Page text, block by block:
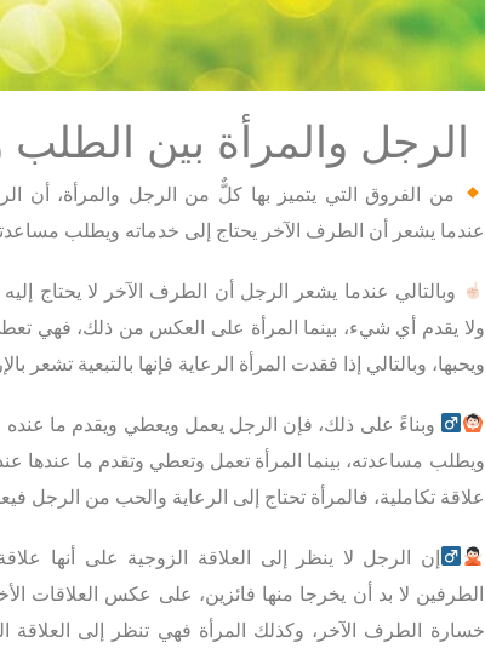
الرجل والمرأة بين الطلب
من الفروق التي يتميز بها كلٌّ من الرجل والمرأة، أن
عندما يشعر أن الطرف الآخر يحتاج إلى خدماته ويطلب
وبالتالي عندما يشعر الرجل أن الطرف الآخر لا يحتاج
ولا يقدم أي شيء، بينما المرأة على العكس من ذلك، فهي
ويحبها، وبالتالي إذا فقدت المرأة الرعاية فإنها بالتبعية تشعر
وبناءً على ذلك، فإن الرجل يعمل ويعطي ويقدم ما عنده
ويطلب مساعدته، بينما المرأة تعمل وتعطي وتقدم ما عندها
علاقة تكاملية، فالمرأة تحتاج إلى الرعاية والحب من الرجل
إن الرجل لا ينظر إلى العلاقة الزوجية على أنها
الطرفين لا بد أن يخرجا منها فائزين، على عكس العلاقات
خسارة الطرف الآخر، وكذلك المرأة فهي تنظر إلى العلاقة